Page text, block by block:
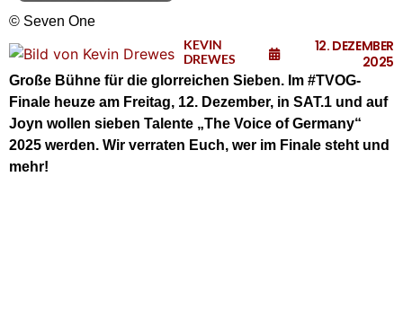
© Seven One
KEVIN
DREWES
12. DEZEMBER
2025
Große Bühne für die glorreichen Sieben. Im #TVOG-
Finale heuze am Freitag, 12. Dezember, in SAT.1 und auf
Joyn wollen sieben Talente „The Voice of Germany“
2025 werden. Wir verraten Euch, wer im Finale steht und
mehr!